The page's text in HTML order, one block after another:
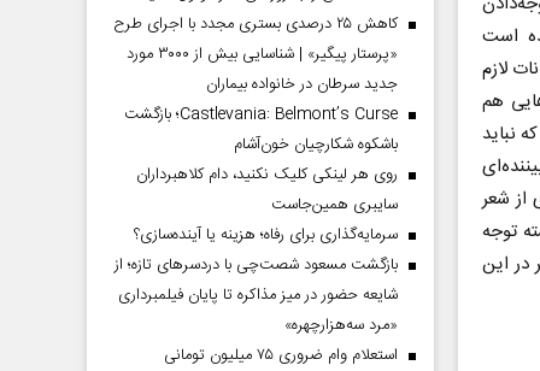
است
لازم
هم
نباید
از شعر
توجه
در این
کاهش ۲۵ درصدی بستری مجدد با اجرای طرح
«پرستار پیگیر» | شناسایی بیش از ۳۰۰۰ مورد
جدید سرطان در خانواده بیماران
Castlevania: Belmont’s Curse؛ بازگشت
باشکوه شکارچیان خون‌آشام
روی هر لینکی کلیک نکنید، دام کلاهبرداران
سایبری همین‌جاست
سرمایه‌گذاری برای رفاه؛ هزینه یا آینده‌سازی؟
بازگشت مسعود شصت‌چی با دردسر‌های تازه؛ از
شایعه حضور در میز مذاکره تا پایان فیلمبرداری
«مرد سه‌هزارچهره»
استعلام وام ضروری ۷۵ میلیون تومانی